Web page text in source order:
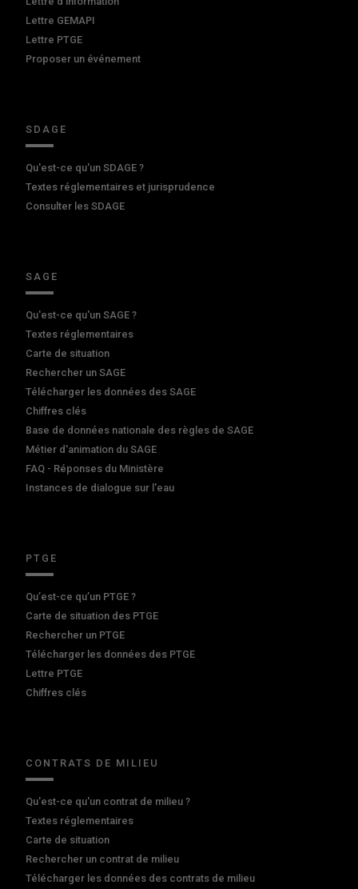
Lettre GEMAPI
Lettre PTGE
Proposer un événement
SDAGE
Qu'est-ce qu'un SDAGE ?
Textes réglementaires et jurisprudence
Consulter les SDAGE
SAGE
Qu'est-ce qu'un SAGE ?
Textes réglementaires
Carte de situation
Rechercher un SAGE
Télécharger les données des SAGE
Chiffres clés
Base de données nationale des règles de SAGE
Métier d'animation du SAGE
FAQ - Réponses du Ministère
Instances de dialogue sur l'eau
PTGE
Qu’est-ce qu’un PTGE ?
Carte de situation des PTGE
Rechercher un PTGE
Télécharger les données des PTGE
Lettre PTGE
Chiffres clés
CONTRATS DE MILIEU
Qu'est-ce qu'un contrat de milieu ?
Textes réglementaires
Carte de situation
Rechercher un contrat de milieu
Télécharger les données des contrats de milieu